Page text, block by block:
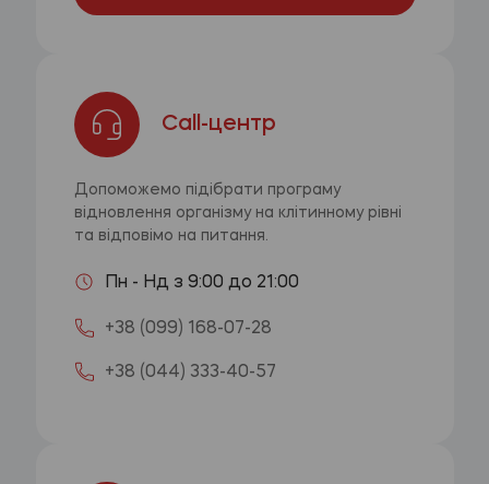
Call-центр
Допоможемо підібрати програму
відновлення організму на клітинному рівні
та відповімо на питання.
Пн - Нд з 9:00 до 21:00
+38 (099) 168-07-28
+38 (044) 333-40-57